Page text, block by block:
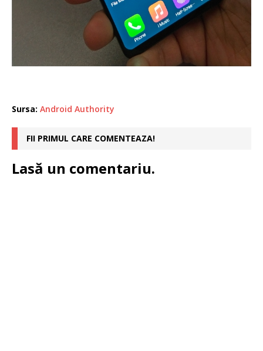
Sursa: Android Authority
FII PRIMUL CARE COMENTEAZA!
Lasă un comentariu.